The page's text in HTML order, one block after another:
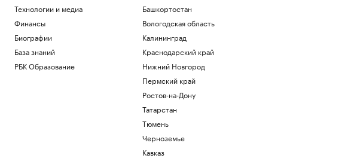
Технологии и медиа
Финансы
Биографии
База знаний
РБК Образование
Башкортостан
Вологодская область
Калининград
Краснодарский край
Нижний Новгород
Пермский край
Ростов-на-Дону
Татарстан
Тюмень
Черноземье
Кавказ